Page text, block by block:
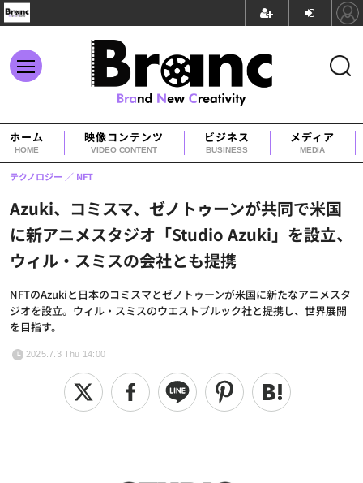
ホーム
HOME
映像コンテンツ
VIDEO CONTENT
ビジネス
BUSINESS
メディア
MEDIA
Azuki、コミスマ、ゼノトゥーンが共同で米国
に新アニメスタジオ「Studio Azuki」を設立、
ウィル・スミスの会社とも提携
NFTのAzukiと日本のコミスマとゼノトゥーンが米国に新たなアニメスタ
ジオを設立。ウィル・スミスのウエストブルック社と提携し、世界展開
を目指す。
テクノロジー NFT
2025.7.3 Thu 14:00